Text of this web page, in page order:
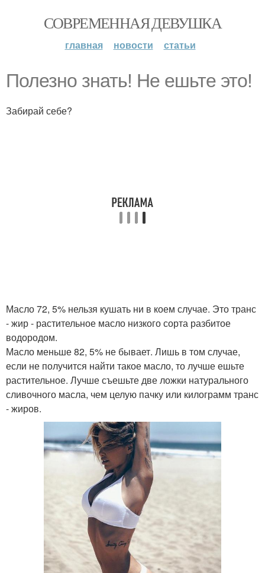
СОВРЕМЕННАЯ ДЕВУШКА
главная новости статьи
Полезно знать! Не ешьте это!
Забирай себе?
Масло 72, 5% нельзя кушать ни в коем случае. Это транс
- жир - растительное масло низкого сорта разбитое
водородом.
Масло меньше 82, 5% не бывает. Лишь в том случае,
если не получится найти такое масло, то лучше ешьте
растительное. Лучше съешьте две ложки натурального
сливочного масла, чем целую пачку или килограмм транс
- жиров.